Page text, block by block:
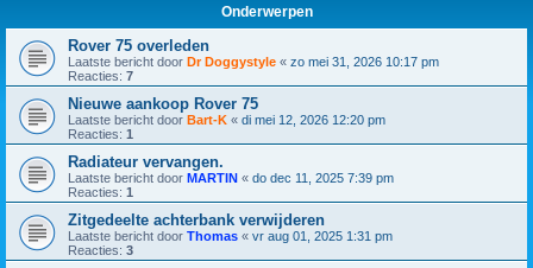
Onderwerpen
Rover 75 overleden
Laatste bericht door Dr Doggystyle « zo mei 31, 2026 10:17 pm
Reacties: 7
Nieuwe aankoop Rover 75
Laatste bericht door Bart-K « di mei 12, 2026 12:20 pm
Reacties: 1
Radiateur vervangen.
Laatste bericht door MARTIN « do dec 11, 2025 7:39 pm
Reacties: 1
Zitgedeelte achterbank verwijderen
Laatste bericht door Thomas « vr aug 01, 2025 1:31 pm
Reacties: 3